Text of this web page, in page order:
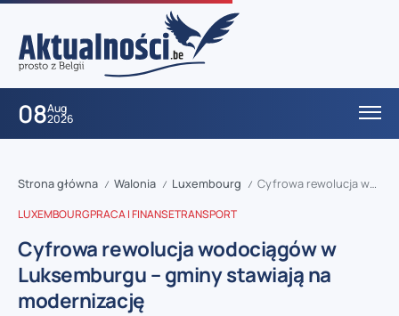
08Aug
2026
Strona główna / Walonia / Luxembourg / Cyfrowa rewolucja wodociągów w Luksemburgu – gminy stawiają na modernizację
LUXEMBOURGPRACA I FINANSETRANSPORT
Cyfrowa rewolucja wodociągów w
Luksemburgu – gminy stawiają na
modernizację